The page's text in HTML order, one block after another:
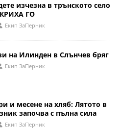
изчезна в трънското село
ГО
Eкип ЗаПерник
на Илинден в Слънчев бряг
Eкип ЗаПерник
и месене на хляб: Лятото в
започва с пълна сила
Eкип ЗаПерник